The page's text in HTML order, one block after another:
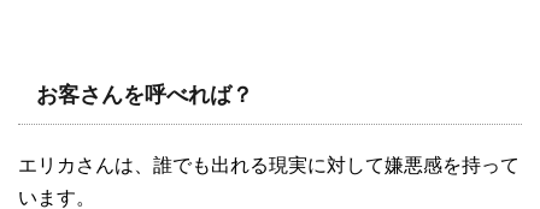
お客さんを呼べれば？
エリカさんは、誰でも出れる現実に対して嫌悪感を持って
います。